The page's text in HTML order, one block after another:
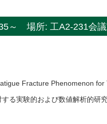
～ 場所: 工A2-231会
Fracture Phenomenon
る実験的および数値解析的研